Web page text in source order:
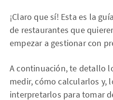
¡Claro que sí! Esta es la
de restaurantes que
empezar a gestionar con
A continuación, te detallo
medir, cómo calcularlos y,
interpretarlos para tomar